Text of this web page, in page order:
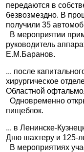
передаются в
безвозмездно. В
получили 35
В мероприятии
руководитель
Е.М.Баранов.
... после
хирургическое
Областной
Одновременно
пищеблок.
... в Ленинске-
Дню шахтеру и 125-
В мероприятиях